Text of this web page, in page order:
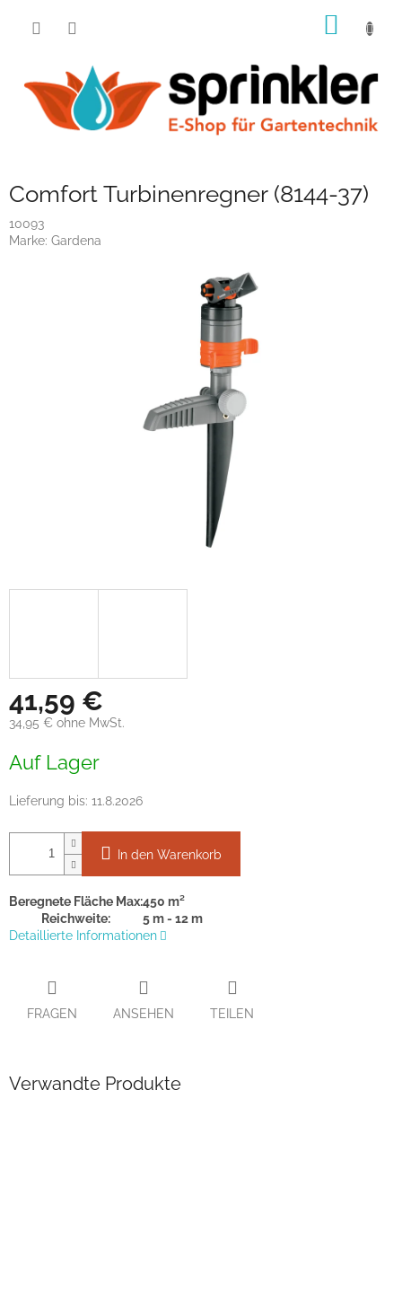
Comfort Turbinenregner (8144-37)
10093
Marke: Gardena
41,59 €
34,95 € ohne MwSt.
Auf Lager
Lieferung bis: 11.8.2026
In den Warenkorb
Beregnete Fläche Max:450 m²
Reichweite:
5 m - 12 m
Detaillierte Informationen
FRAGEN ANSEHEN TEILEN
Verwandte Produkte